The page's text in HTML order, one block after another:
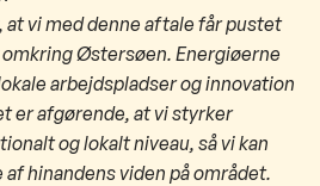
vi med denne aftale får pustet
Østersøen. Energiøerne
arbejdspladser og innovation
er afgørende, at vi styrker
og lokalt niveau, så vi kan
hinandens viden på området.